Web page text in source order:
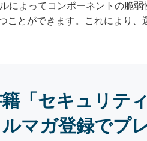
によってコンポーネントの脆
ことができます。これにより、
「セキュリテ
マガ登録でプ